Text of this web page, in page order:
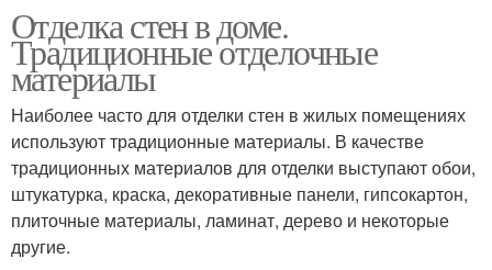
Отделка стен в доме.
Традиционные отделочные
материалы
Наиболее часто для отделки стен в жилых помещениях
используют традиционные материалы. В качестве
традиционных материалов для отделки выступают обои,
штукатурка, краска, декоративные панели, гипсокартон,
плиточные материалы, ламинат, дерево и некоторые
другие.